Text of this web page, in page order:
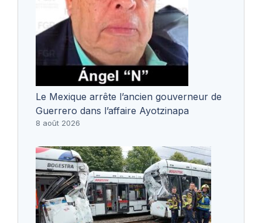
Le Mexique arrête l’ancien gouverneur de
Guerrero dans l’affaire Ayotzinapa
8 août 2026